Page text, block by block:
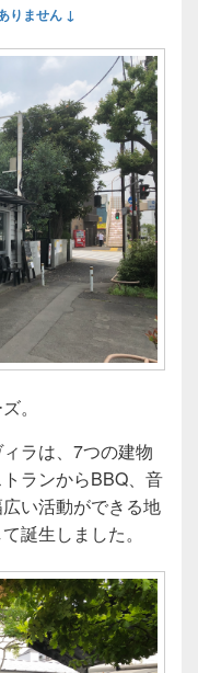
りません ↓
。
ラは、7つの建物
ランからBBQ、音
い活動ができる地
誕生しました。